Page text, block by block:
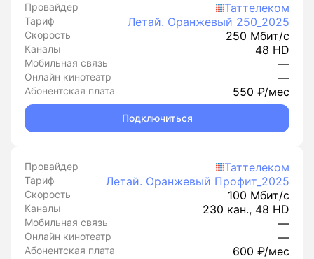
Провайдер Таттелеком
Тариф Летай. Оранжевый 250_2025
Скорость 250 Мбит/с
Каналы 48 HD
Мобильная связь —
Онлайн кинотеатр —
Абонентская плата 550 ₽/мес
Подключиться
Провайдер Таттелеком
Тариф Летай. Оранжевый Профит_2025
Скорость 100 Мбит/с
Каналы 230 кан., 48 HD
Мобильная связь —
Онлайн кинотеатр —
Абонентская плата 600 ₽/мес